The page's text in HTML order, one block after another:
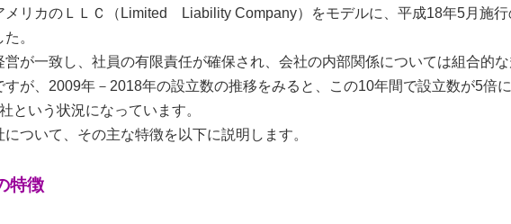
リカのＬＬＣ（Limited Liability Company）をモデルに、平成18年5月施
した。
が一致し、社員の有限責任が確保され、会社の内部関係については組合的
すが、2009年－2018年の設立数の推移をみると、この10年間で設立数が5倍
という状況になっています。
ついて、その主な特徴を以下に説明します。
特徴